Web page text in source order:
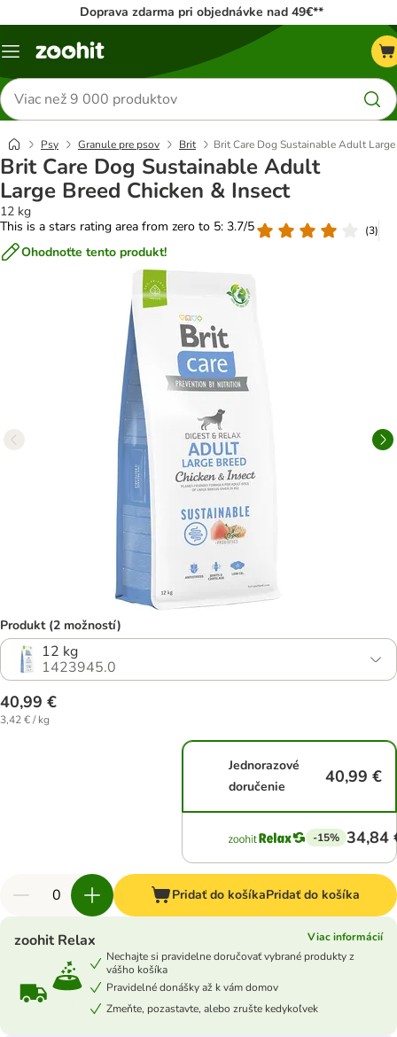
Doprava zdarma pri objednávke nad 49€**
Kategórie
Hľadať
produkty
Psy Granule pre psov Brit Brit Care Dog Sustainable Adult
Brit Care Dog Sustainable Adult
Large Breed Chicken & Insect
12 kg
This is a stars rating area from zero to 5: 3.7/5
(3)
Ohodnoťte tento produkt!
Produkt (2 možností)
12 kg
1423945.0
40,99 €
3,42 € / kg
Jednorazové
doručenie
40,99 €
-15% 34,84
Pridať do košíkaPridať do košíka
zoohit Relax
Viac informácií
Nechajte si pravidelne doručovať vybrané produkty z
vášho košíka
Pravidelné donášky až k vám domov
Zmeňte, pozastavte, alebo zrušte kedykoľvek